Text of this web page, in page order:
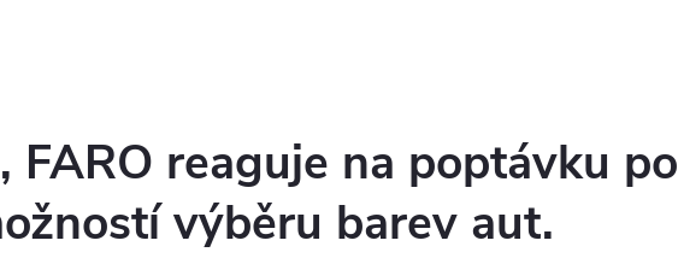
FARO reaguje na poptávku po
výběru barev aut.